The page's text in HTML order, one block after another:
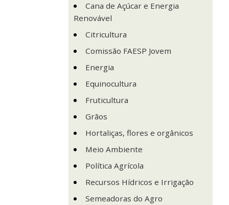
Cana de Açúcar e Energia
Renovável
Citricultura
Comissão FAESP Jovem
Energia
Equinocultura
Fruticultura
Grãos
Hortaliças, flores e orgânicos
Meio Ambiente
Política Agrícola
Recursos Hídricos e Irrigação
Semeadoras do Agro